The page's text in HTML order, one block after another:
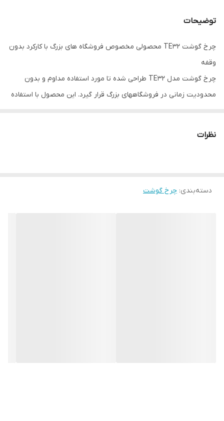
توضیحات
چرخ گوشت TE32 محصولی مخصوص فروشگاه های بزرگ با کارکرد بدون
وقفه
چرخ گوشت مدل TE32 طراحی شده تا مورد استفاده مداوم و بدون
محدودیت زمانی در فروشگاههای بزرگ قرار گیرد. این محصول با استفاده
خصوصا در قسمتهایی که در تماس مستقیم با گوشت هستند از افت
استانداردها هستند.
نظرات
دسته‌بندی: چرخ گوشت